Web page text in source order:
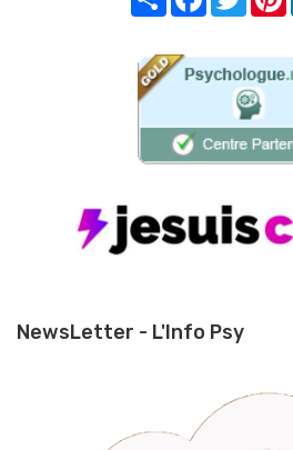
NewsLetter - L'Info Psy